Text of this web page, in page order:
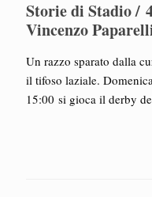
Storie di Stadio /
Vincenzo
Un razzo sparato dalla
il tifoso laziale.
15:00 si gioca il derby